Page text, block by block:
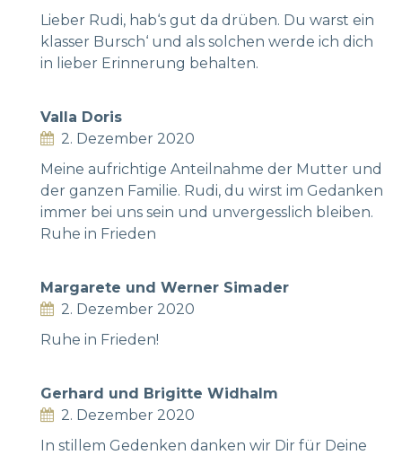
Lieber Rudi, hab‘s gut da drüben. Du warst ein
klasser Bursch‘ und als solchen werde ich dich
in lieber Erinnerung behalten.
Valla Doris
2. Dezember 2020
Meine aufrichtige Anteilnahme der Mutter und
der ganzen Familie. Rudi, du wirst im Gedanken
immer bei uns sein und unvergesslich bleiben.
Ruhe in Frieden
Margarete und Werner Simader
2. Dezember 2020
Ruhe in Frieden!
Gerhard und Brigitte Widhalm
2. Dezember 2020
In stillem Gedenken danken wir Dir für Deine